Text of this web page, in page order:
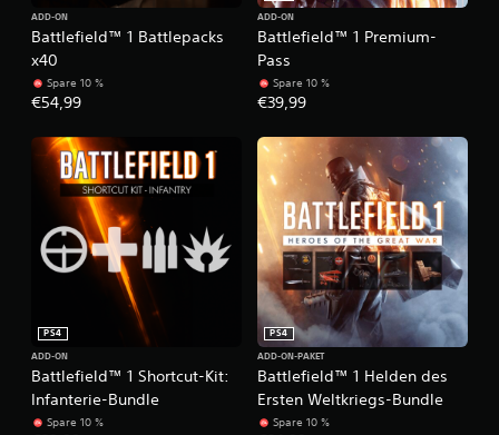
Battlefield™ 1 Battlepacks
x40
ADD-ON
Spare 10 %
€54,99
Battlefield™ 1 Premium-
Pass
ADD-ON
Spare 10 %
€39,99
Battlefield™ 1 Shortcut-Kit:
Infanterie-Bundle
PS4
ADD-ON
Spare 10 %
Battlefield™ 1 Helden des
Ersten Weltkriegs-Bundle
PS4
ADD-ON-PAKET
Spare 10 %